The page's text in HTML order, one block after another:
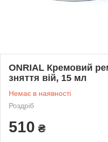
ONRIAL Кремовий
зняття вій, 15 мл
Немає в наявності
Роздріб
510 ₴